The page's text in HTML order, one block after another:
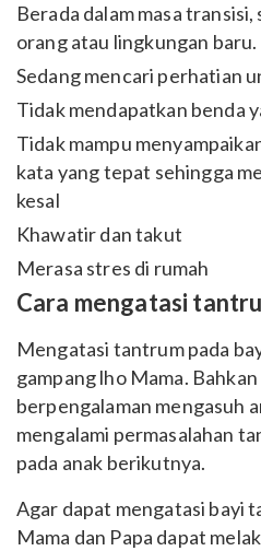
Berada dalam masa
orang atau lingkungan baru.
Sedang mencari perhatian
Tidak mendapatkan benda
Tidak mampu
kata yang tepat sehingga
kesal
Khawatir dan takut
Merasa stres di rumah
Cara mengatasi
Mengatasi tantrum pada
gampang lho Mama.
berpengalaman mengasuh
mengalami permasalahan
pada anak berikutnya.
Agar dapat mengatasi bayi
Mama dan Papa dapat